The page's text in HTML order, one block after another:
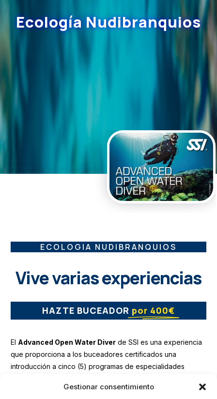
Gestionar consentimiento
Ecología Nudibranquios
ECOLOGIA NUDIBRANQUIOS
Vive varias experiencias
HAZTE BUCEADOR por 400€
El Advanced Open Water Diver de SSI es una experiencia
que proporciona a los buceadores certificados una
introducción a cinco (5) programas de especialidades
profesional de SSI.